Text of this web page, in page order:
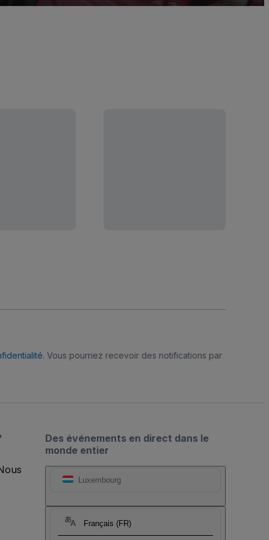
. Vous pourriez recevoir des notifications par
Des événements en direct dans le
monde entier
Luxembourg
Français (FR)